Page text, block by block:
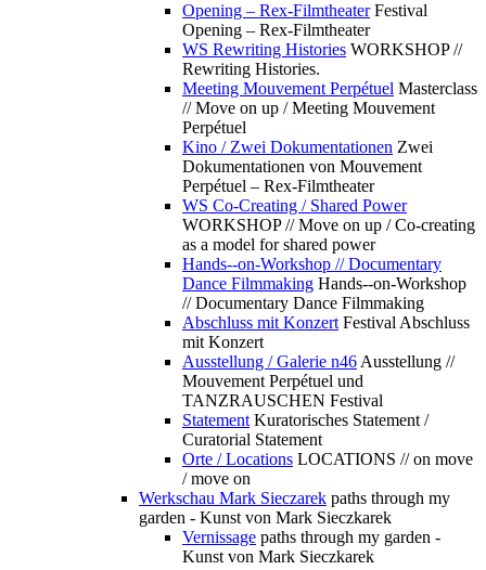
Opening – Rex-Filmtheater Festival
Opening – Rex-Filmtheater
WS Rewriting Histories WORKSHOP //
Rewriting Histories.
Meeting Mouvement Perpétuel Masterclass
// Move on up / Meeting Mouvement
Perpétuel
Kino / Zwei Dokumentationen Zwei
Dokumentationen von Mouvement
Perpétuel – Rex-Filmtheater
WS Co-Creating / Shared Power
WORKSHOP // Move on up / Co-creating
as a model for shared power
Hands--on-Workshop // Documentary
Dance Filmmaking Hands--on-Workshop
// Documentary Dance Filmmaking
Abschluss mit Konzert Festival Abschluss
mit Konzert
Ausstellung / Galerie n46 Ausstellung //
Mouvement Perpétuel und
TANZRAUSCHEN Festival
Statement Kuratorisches Statement /
Curatorial Statement
Orte / Locations LOCATIONS // on move
/ move on
Werkschau Mark Sieczarek paths through my
garden - Kunst von Mark Sieczkarek
Vernissage paths through my garden -
Kunst von Mark Sieczkarek